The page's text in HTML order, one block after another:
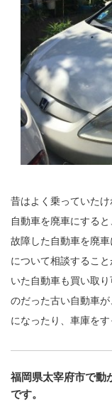
昔はよく乗っていた
自動車を廃車にする
故障した自動車を廃
について相談するこ
いた自動車も買い取
のだった古い自動車
になったり、車庫を
福岡県太宰府市で動
です。